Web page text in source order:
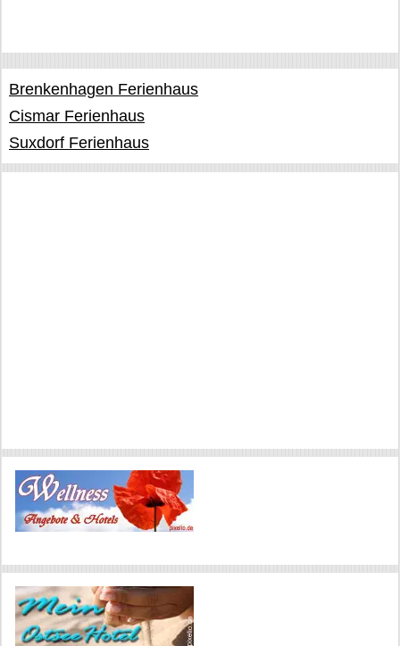
Brenkenhagen Ferienhaus
Cismar Ferienhaus
Suxdorf Ferienhaus